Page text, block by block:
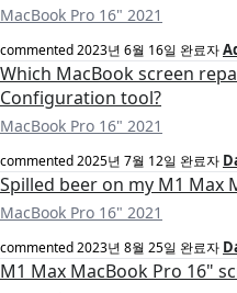
MacBook Pro 16" 2021
commented2023년 6월 16일 완료자
Which MacBook screen
Configuration tool?
MacBook Pro 16" 2021
commented2025년 7월 12일 완료자
Spilled beer on my M1 Max
MacBook Pro 16" 2021
commented2023년 8월 25일 완료자
M1 Max MacBook Pro 16"